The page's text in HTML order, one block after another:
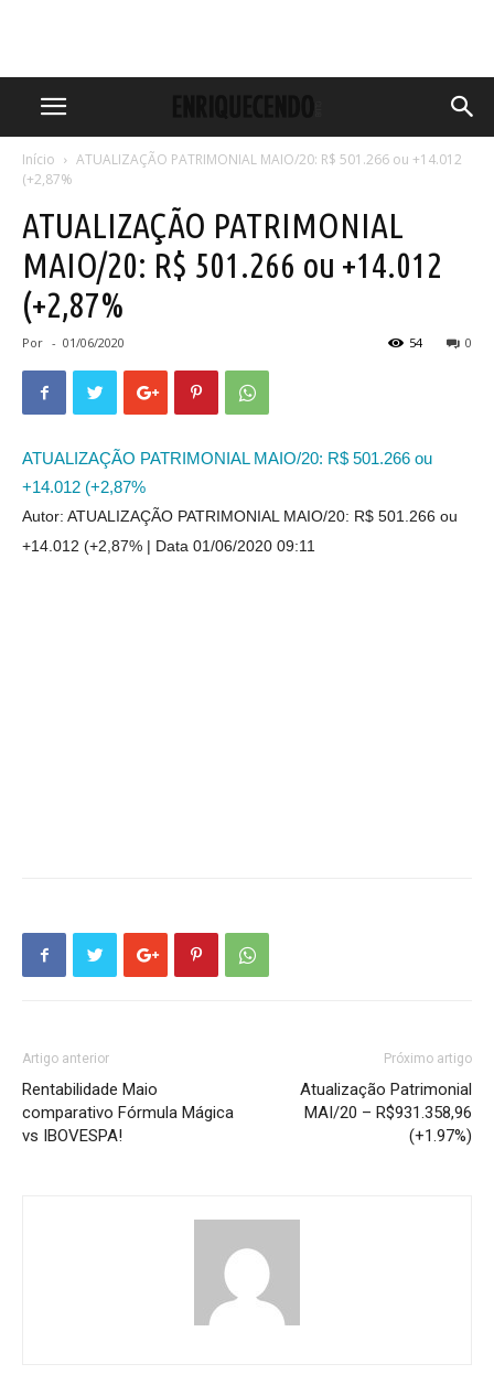
Início
ATUALIZAÇÃO PATRIMONIAL MAIO/20: R$ 501.266 ou +14.012
(+2,87%
ATUALIZAÇÃO PATRIMONIAL
MAIO/20: R$ 501.266 ou +14.012
(+2,87%
Por - 01/06/2020 0
54
ATUALIZAÇÃO PATRIMONIAL MAIO/20: R$ 501.266 ou
+14.012 (+2,87%
Autor: ATUALIZAÇÃO PATRIMONIAL MAIO/20: R$ 501.266 ou
+14.012 (+2,87%
Data 01/06/2020 09:11
Artigo anterior
Rentabilidade Maio
comparativo Fórmula Mágica
vs IBOVESPA!
Próximo artigo
Atualização Patrimonial
MAI/20 – R$931.358,96
(+1.97%)